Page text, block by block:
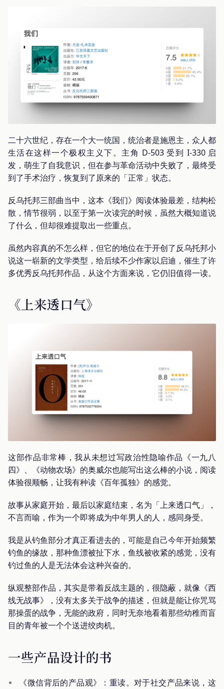
二十六世纪，存在一个大一统国，统治者是施恩主，众人都
生活在这样一个极权主义下。主角 D-503 受到 I-330 启
发，萌生了自我意识，但在参与革命活动中失败了，最终受
到了手术治疗，恢复到了原来的「正常」状态。
反乌托邦三部曲当中，这本《我们》阅读体验最差，结构松
散，情节很弱，以至于第一次读完的时候，虽然大概知道说
了什么，但却很难提取出一些重点。
虽然内容真的不怎么样，但它的地位在于开创了反乌托邦小
说这一崭新的文学类型，给后续不少作家以启迪，催生了许
多优秀反乌托邦作品，从这个方面来说，它仍旧值得一读。
《上来透口气》
这部作品非常棒，我从未想过写政治性隐喻作品《一九八
四》、《动物农场》的奥威尔也能写出这么棒的小说，阅读
体验很顺畅，让我有种读《百年孤独》的感觉。
故事从家庭开始，最后以家庭结束，名为「上来透口气」，
不言而喻，作为一个即将成为中年男人的人，感同身受。
我是从钓鱼部分才真正看进去的，可能是自己今年开始频繁
钓鱼的缘故，那种鱼漂被扯下水，鱼线被收紧的感觉，没有
钓过鱼的人是无法体会这种兴奋的。
纵观整部作品，其实是带着反战主题的，很隐蔽，就像《西
线无战事》，没有太多关于战争的描述，但就是能让你咒骂
那操蛋的战争，无能的政府，同时无奈地看着那些幼稚而盲
目的青年被一个个送进绞肉机。
一些产品设计的书
《微信背后的产品观》：重读。对于社交产品来说，这